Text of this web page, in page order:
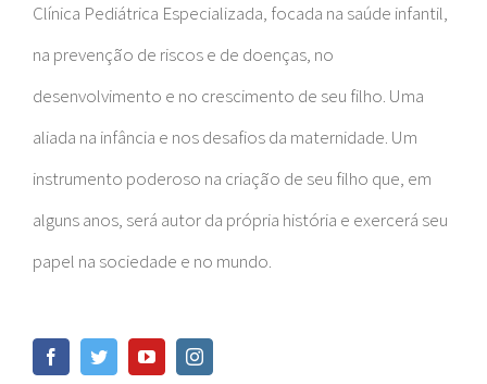
Clínica Pediátrica Especializada, focada na saúde infantil,
na prevenção de riscos e de doenças, no
desenvolvimento e no crescimento de seu filho. Uma
aliada na infância e nos desafios da maternidade. Um
instrumento poderoso na criação de seu filho que, em
alguns anos, será autor da própria história e exercerá seu
papel na sociedade e no mundo.